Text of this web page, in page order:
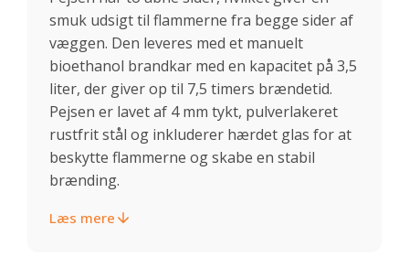
smuk udsigt til flammerne fra begge sider af
væggen. Den leveres med et manuelt
bioethanol brandkar med en kapacitet på 3,5
liter, der giver op til 7,5 timers brændetid.
Pejsen er lavet af 4 mm tykt, pulverlakeret
rustfrit stål og inkluderer hærdet glas for at
beskytte flammerne og skabe en stabil
brænding.
Læs mere